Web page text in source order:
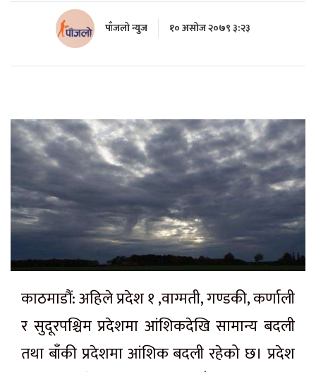
पाँजलो न्युज १० असोज २०७९ ३:२३
काठमाडौं: अहिले प्रदेश १ ,वाग्मती, गण्डकी, कर्णाली
र सुदूरपश्चिम प्रदेशमा आंशिकदेखि सामान्य बदली
तथा बाँकी प्रदेशमा आंशिक बदली रहेको छ। प्रदेश